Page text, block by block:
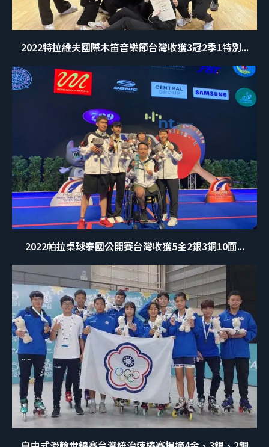
2022特拉維夫國際木笛音樂節台灣收獲3冠2季1特別...
2022帕拉桌球泰國公開賽台灣收獲5金2銀3銅10面...